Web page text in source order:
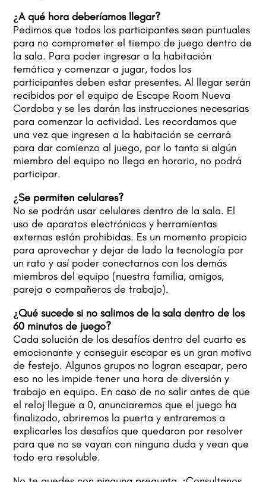
¿A qué hora deberíamos llegar?
Pedimos que todos los participantes sean puntuales
para no comprometer el tiempo de juego dentro de
la sala. Para poder ingresar a la habitación
temática y comenzar a jugar, todos los
participantes deben estar presentes. Al llegar serán
recibidos por el equipo de Escape Room Nueva
Cordoba y se les darán las instrucciones necesarias
para comenzar la actividad. Les recordamos que
una vez que ingresen a la habitación se cerrará
para dar comienzo al juego, por lo tanto si algún
miembro del equipo no llega en horario, no podrá
participar.
¿Se permiten celulares?
No se podrán usar celulares dentro de la sala. El
uso de aparatos electrónicos y herramientas
externas están prohibidas. Es un momento propicio
para aprovechar y dejar de lado la tecnología por
un rato y así poder conectarnos con los demás
miembros del equipo (nuestra familia, amigos,
pareja o compañeros de trabajo).
¿Qué sucede si no salimos de la sala dentro de los
60 minutos de juego?
Cada solución de los desafíos dentro del cuarto es
emocionante y conseguir escapar es un gran motivo
de festejo. Algunos grupos no logran escapar, pero
eso no les impide tener una hora de diversión y
trabajo en equipo. En caso de no salir antes de que
el reloj llegue a 0, anunciaremos que el juego ha
finalizado, abriremos la puerta y entraremos a
explicarles los desafíos que quedaron por resolver
para que no se vayan con ninguna duda y vean que
todo era resoluble.